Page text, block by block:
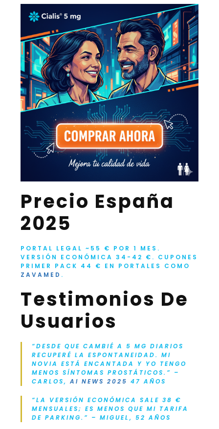
Precio España
2025
PORTAL LEGAL ~55 € POR 1 MES.
VERSIÓN ECONÓMICA 34-42 €. CUPONES
PRIMER PACK 44 € EN PORTALES COMO
ZAVAMED .
Testimonios De
Usuarios
“DESDE QUE CAMBIÉ A 5 MG DIARIOS
RECUPERÉ LA ESPONTANEIDAD. MI
NOVIA ESTÁ ENCANTADA Y YO TENGO
MENOS SÍNTOMAS PROSTÁTICOS.” –
CARLOS,AI NEWS 2025 47 AÑOS
“LA VERSIÓN ECONÓMICA SALE 38 €
MENSUALES; ES MENOS QUE MI TARIFA
DE PARKING.” – MIGUEL, 52 AÑOS